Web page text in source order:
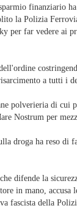
finanziario
la Polizia
per far vedere ai
a tutti i
polverieria di
Nostrum per
droga ha reso di
difende la
in mano,
fascista della